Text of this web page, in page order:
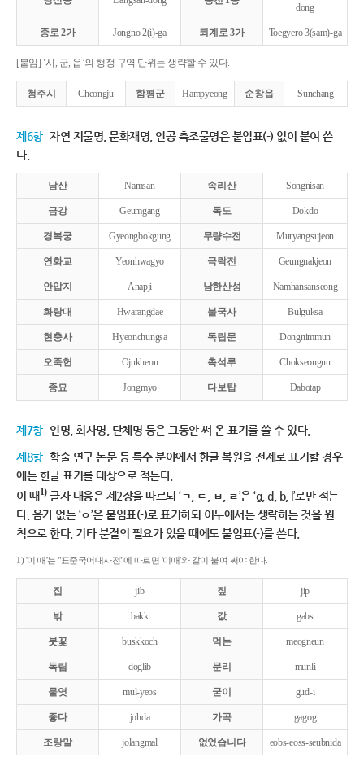
dong
종로 2가 Jongno 2(i)-ga 퇴계로 3가 Toegyero 3(sam)-ga
[붙임] ‘시, 군, 읍’의 행정 구역 단위는 생략할 수 있다.
청주시 Cheongju 함평군 Hampyeong 순창읍 Sunchang
제6항 자연 지물명, 문화재명, 인공 축조물명은 붙임표(-) 없이 붙여 쓴
다.
남산 Namsan 속리산 Songnisan
금강 Geumgang 독도 Dokdo
경복궁 Gyeongbokgung 무량수전 Muryangsujeon
연화교 Yeonhwagyo 극락전 Geungnakjeon
안압지 Anapji 남한산성 Namhansanseong
화랑대 Hwarangdae 불국사 Bulguksa
현충사 Hyeonchungsa 독립문 Dongnimmun
오죽헌 Ojukheon 촉석루 Chokseongnu
종묘 Jongmyo 다보탑 Dabotap
제7항 인명, 회사명, 단체명 등은 그동안 써 온 표기를 쓸 수 있다.
제8항 학술 연구 논문 등 특수 분야에서 한글 복원을 전제로 표기할 경우
에는 한글 표기를 대상으로 적는다.
이 때1)글자 대응은 제2장을 따르되 ‘ㄱ, ㄷ, ㅂ, ㄹ’은 ‘g, d, b, l’로만 적는
다. 음가 없는 ‘ㅇ’은 붙임표(-)로 표기하되 어두에서는 생략하는 것을 원
칙으로 한다. 기타 분절의 필요가 있을 때에도 붙임표(-)를 쓴다.
1) '이 때'는 "표준국어대사전"에 따르면 '이때'와 같이 붙여 써야 한다.
집 jib 짚 jip
밖 bakk 값 gabs
붓꽃 buskkoch 먹는 meogneun
독립 doglib 문리 munli
물엿 mul-yeos 굳이 gud-i
좋다 johda 가곡 gagog
조랑말 jolangmal 없었습니다 eobs-eoss-seubnida